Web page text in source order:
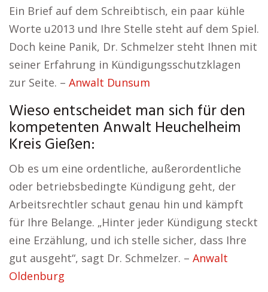
Ein Brief auf dem Schreibtisch, ein paar kühle
Worte u2013 und Ihre Stelle steht auf dem Spiel.
Doch keine Panik, Dr. Schmelzer steht Ihnen mit
seiner Erfahrung in Kündigungsschutzklagen
zur Seite. – Anwalt Dunsum
Wieso entscheidet man sich für den
kompetenten Anwalt Heuchelheim
Kreis Gießen:
Ob es um eine ordentliche, außerordentliche
oder betriebsbedingte Kündigung geht, der
Arbeitsrechtler schaut genau hin und kämpft
für Ihre Belange. „Hinter jeder Kündigung steckt
eine Erzählung, und ich stelle sicher, dass Ihre
gut ausgeht“, sagt Dr. Schmelzer. – Anwalt
Oldenburg